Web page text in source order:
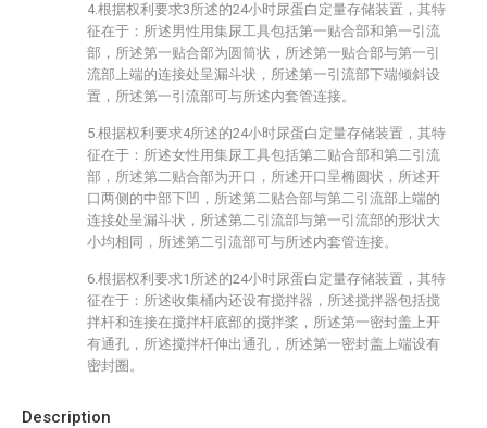
Description
4.根据权利要求3所述的24小时尿蛋白定量存储装置，其特
征在于：所述男性用集尿工具包括第一贴合部和第一引流
部，所述第一贴合部为圆筒状，所述第一贴合部与第一引
流部上端的连接处呈漏斗状，所述第一引流部下端倾斜设
置，所述第一引流部可与所述内套管连接。
5.根据权利要求4所述的24小时尿蛋白定量存储装置，其特
征在于：所述女性用集尿工具包括第二贴合部和第二引流
部，所述第二贴合部为开口，所述开口呈椭圆状，所述开
口两侧的中部下凹，所述第二贴合部与第二引流部上端的
连接处呈漏斗状，所述第二引流部与第一引流部的形状大
小均相同，所述第二引流部可与所述内套管连接。
6.根据权利要求1所述的24小时尿蛋白定量存储装置，其特
征在于：所述收集桶内还设有搅拌器，所述搅拌器包括搅
拌杆和连接在搅拌杆底部的搅拌桨，所述第一密封盖上开
有通孔，所述搅拌杆伸出通孔，所述第一密封盖上端设有
密封圈。